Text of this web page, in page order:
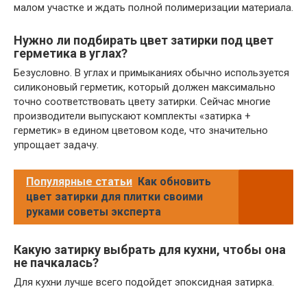
малом участке и ждать полной полимеризации материала.
Нужно ли подбирать цвет затирки под цвет
герметика в углах?
Безусловно. В углах и примыканиях обычно используется
силиконовый герметик, который должен максимально
точно соответствовать цвету затирки. Сейчас многие
производители выпускают комплекты «затирка +
герметик» в едином цветовом коде, что значительно
упрощает задачу.
Популярные статьи Как обновить
цвет затирки для плитки своими
руками советы эксперта
Какую затирку выбрать для кухни, чтобы она
не пачкалась?
Для кухни лучше всего подойдет эпоксидная затирка.